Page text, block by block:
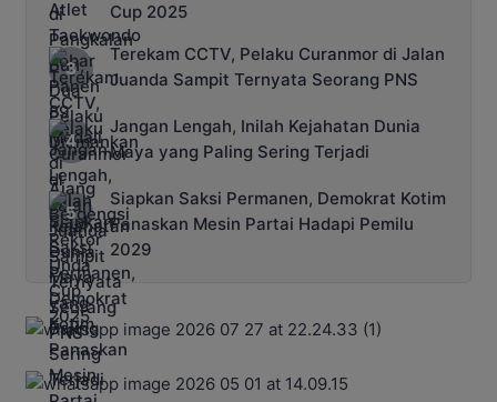
Cup 2025
Terekam CCTV, Pelaku Curanmor di Jalan
Juanda Sampit Ternyata Seorang PNS
Jangan Lengah, Inilah Kejahatan Dunia
Maya yang Paling Sering Terjadi
Siapkan Saksi Permanen, Demokrat Kotim
Panaskan Mesin Partai Hadapi Pemilu
2029